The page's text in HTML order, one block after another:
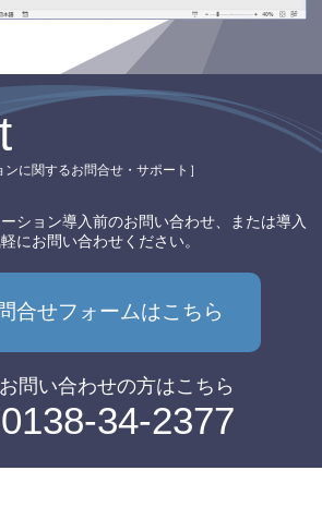
ンに関するお問合せ・サポート］
ション導入前のお問い合わせ、
または導入
にお問い合わせください。
合せフォームはこちら
問い合わせの⽅はこちら
34-2377